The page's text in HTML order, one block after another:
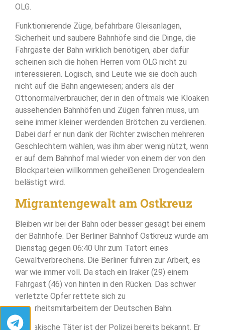
OLG.
Funktionierende Züge, befahrbare Gleisanlagen,
Sicherheit und saubere Bahnhöfe sind die Dinge, die
Fahrgäste der Bahn wirklich benötigen, aber dafür
scheinen sich die hohen Herren vom OLG nicht zu
interessieren. Logisch, sind Leute wie sie doch auch
nicht auf die Bahn angewiesen; anders als der
Ottonormalverbraucher, der in den oftmals wie Kloaken
aussehenden Bahnhöfen und Zügen fahren muss, um
seine immer kleiner werdenden Brötchen zu verdienen.
Dabei darf er nun dank der Richter zwischen mehreren
Geschlechtern wählen, was ihm aber wenig nützt, wenn
er auf dem Bahnhof mal wieder von einem der von den
Blockparteien willkommen geheißenen Drogendealern
belästigt wird.
Migrantengewalt am Ostkreuz
Bleiben wir bei der Bahn oder besser gesagt bei einem
der Bahnhöfe. Der Berliner Bahnhof Ostkreuz wurde am
Dienstag gegen 06:40 Uhr zum Tatort eines
Gewaltverbrechens. Die Berliner fuhren zur Arbeit, es
war wie immer voll. Da stach ein Iraker (29) einem
Fahrgast (46) von hinten in den Rücken. Das schwer
verletzte Opfer rettete sich zu
Sicherheitsmitarbeitern der Deutschen Bahn.
Der irakische Täter ist der Polizei bereits bekannt. Er